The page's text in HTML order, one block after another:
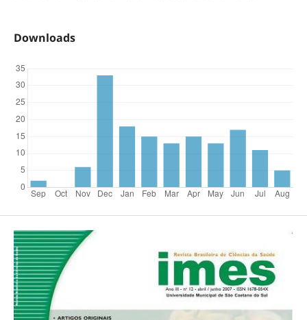
Downloads